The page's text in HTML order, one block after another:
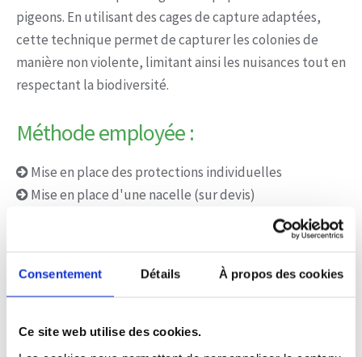
Consentement Détails À propos des cookies
Ce site web utilise des cookies.
pigeons. En utilisant des cages de capture adaptées,
cette technique permet de capturer les colonies de
manière non violente, limitant ainsi les nuisances tout en
respectant la biodiversité.
Méthode employée :
Mise en place des protections individuelles
Mise en place d'une nacelle (sur devis)
Mise en place des équipements de sécurité (dont
pigeons
Mise en sacs étanches des fientes de pigeons pour